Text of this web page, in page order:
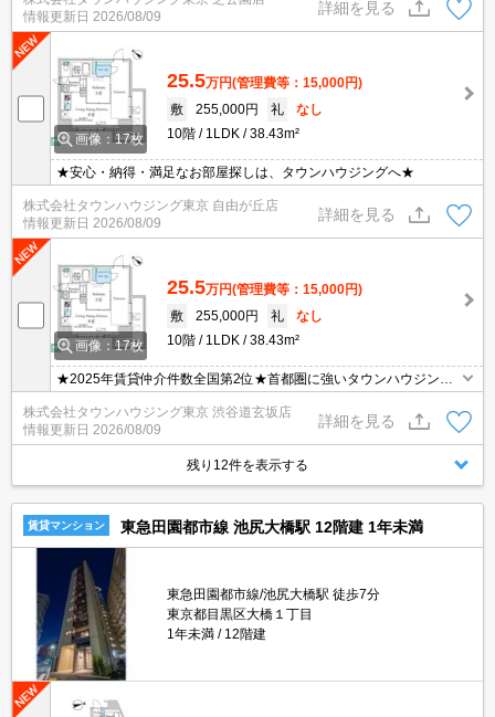
情報更新日 2026/08/09
詳細を見る
画像：17枚
25.5万円(管理費等：15,000円)
敷
255,000円 礼
なし
10階
1LDK 38.43m²
★安心・納得・満足なお部屋探しは、タウンハウジングへ★
株式会社タウンハウジング東京 自由が丘店
情報更新日 2026/08/09
詳細を見る
画像：17枚
25.5万円(管理費等：15,000円)
敷
255,000円 礼
なし
10階
1LDK 38.43m²
★2025年賃貸仲介件数全国第2位★首都圏に強いタウンハウジング
がご案内させていただきます！
株式会社タウンハウジング東京 渋谷道玄坂店
情報更新日 2026/08/09
詳細を見る
残り12件を表示する
賃貸マンション 東急田園都市線 池尻大橋駅 12階建 1年未満
東急田園都市線/池尻大橋駅 徒歩7分
東京都目黒区大橋１丁目
1年未満
12階建